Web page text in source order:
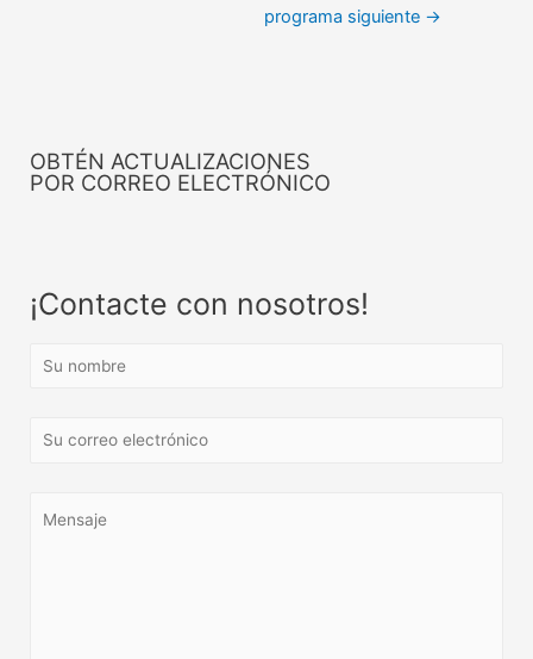
programa siguiente →
OBTÉN ACTUALIZACIONES
POR CORREO ELECTRÓNICO
¡Contacte con nosotros!